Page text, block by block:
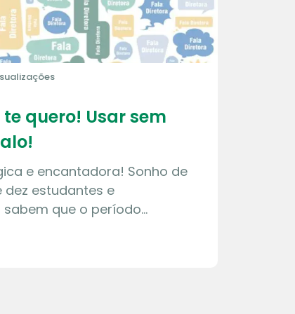
quero! Usar sem
e encantadora! Sonho de
dez estudantes e
que o período…